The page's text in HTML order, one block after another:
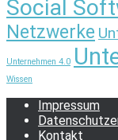
Social
Netzwerke
Unternehmen 4.0
Wissen
Impressum
Kontakt